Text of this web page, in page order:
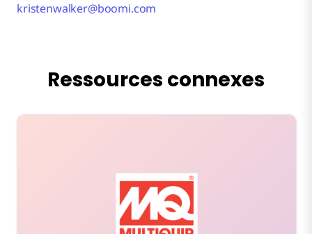
kristenwalker@boomi.com
Ressources connexes